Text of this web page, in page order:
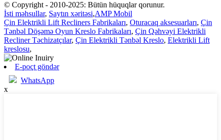
© Copyright - 2010-2025: Bütün hüquqlar qorunur.
İsti məhsullar, Saytın xəritəsi,AMP Mobil
Çin Elektrikli Lift Recliners Fabrikaları, Oturacaq aksesuarları, Çin
Tənbəl Döşəmə Oyun Kreslo Fabrikaları, Çin Qəhvəyi Elektrikli
Recliner Təchizatçılar, Çin Elektrikli Tənbəl Kreslo, Elektrikli Lift
kreslosu,
E-poçt göndər
WhatsApp
x